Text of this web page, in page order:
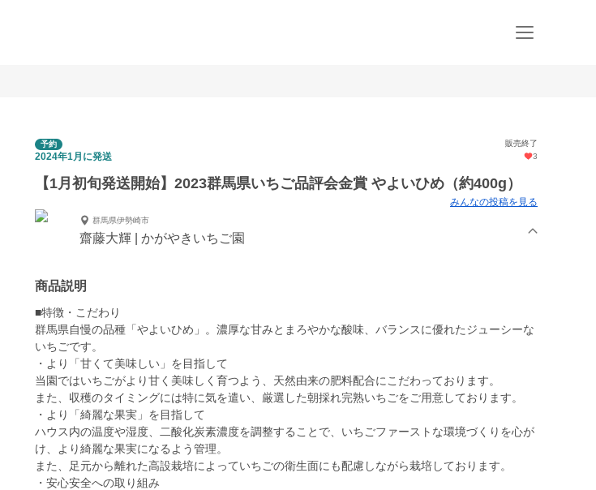
予約 販売終了
2024年1月に発送 3
【1月初旬発送開始】2023群馬県いちご品評会金賞 やよいひめ（約400g）
みんなの投稿を見る
群馬県伊勢崎市
齋藤大輝 | かがやきいちご園
商品説明
■特徴・こだわり
群馬県自慢の品種「やよいひめ」。濃厚な甘みとまろやかな酸味、バランスに優れたジューシーな
いちごです。
・より「甘くて美味しい」を目指して
当園ではいちごがより甘く美味しく育つよう、天然由来の肥料配合にこだわっております。
また、収穫のタイミングには特に気を遣い、厳選した朝採れ完熟いちごをご用意しております。
・より「綺麗な果実」を目指して
ハウス内の温度や湿度、二酸化炭素濃度を調整することで、いちごファーストな環境づくりを心が
け、より綺麗な果実になるよう管理。
また、足元から離れた高設栽培によっていちごの衛生面にも配慮しながら栽培しております。
・安心安全への取り組み